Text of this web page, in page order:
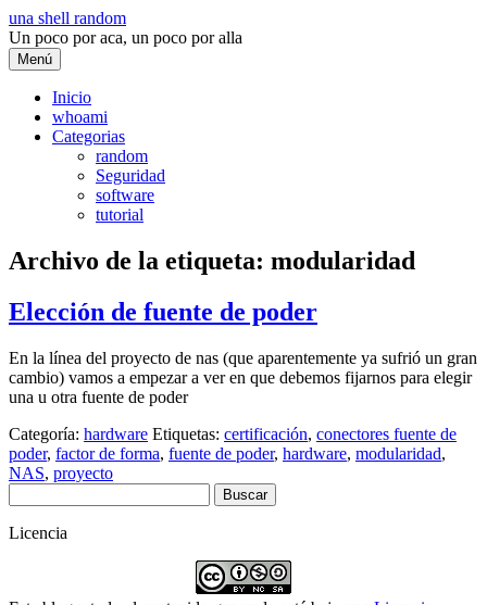
Saltar
al
contenido
una shell random
Un poco por aca, un poco por alla
Menú
Inicio
whoami
Categorias
random
Seguridad
software
tutorial
Archivo de la etiqueta: modularidad
Elección de fuente de poder
En la línea del proyecto de nas (que aparentemente ya sufrió un gran
cambio) vamos a empezar a ver en que debemos fijarnos para elegir
una u otra fuente de poder
Categoría: hardware Etiquetas: certificación, conectores fuente de
poder, factor de forma, fuente de poder, hardware, modularidad,
NAS, proyecto
Licencia